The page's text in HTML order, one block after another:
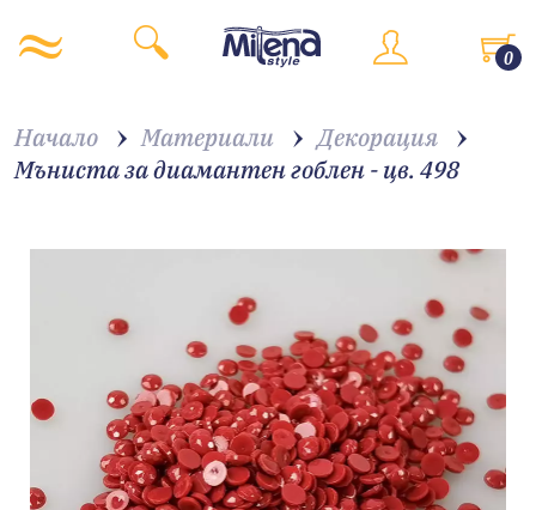
0
Начало Материали
Декорация
Мъниста за диамантен гоблен - цв. 498